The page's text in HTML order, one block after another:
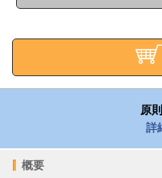
原
詳
概要